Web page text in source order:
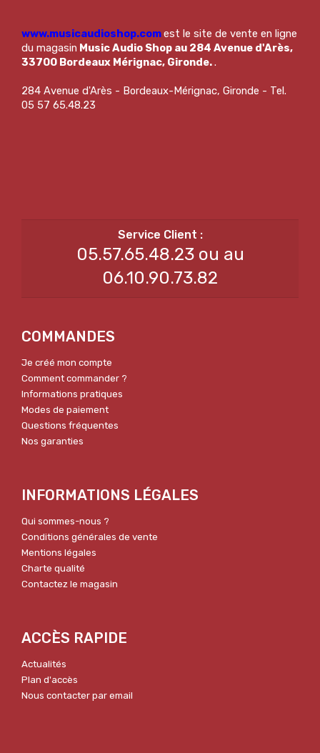
www.musicaudioshop.comest le site de vente en ligne
du magasin Music Audio Shop au 284 Avenue d'Arès,
33700 Bordeaux Mérignac, Gironde..
284 Avenue d'Arès - Bordeaux-Mérignac, Gironde - Tel.
05 57 65.48.23
05.57.65.48.23 ou au
06.10.90.73.82
COMMANDES
Je créé mon compte
Comment commander ?
Informations pratiques
Modes de paiement
Questions fréquentes
Nos garanties
INFORMATIONS LÉGALES
Qui sommes-nous ?
Conditions générales de vente
Mentions légales
Charte qualité
Contactez le magasin
ACCÈS RAPIDE
Actualités
Plan d'accès
Nous contacter par email